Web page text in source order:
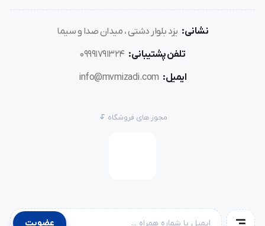
نشانی: یزد بلوار دشتی ، میدان صدا و سیما
تلفن پشتیبانی: 09991791324
ایمیل: info@mvmizadi.com
مجوز های فروشگاه
عضویت